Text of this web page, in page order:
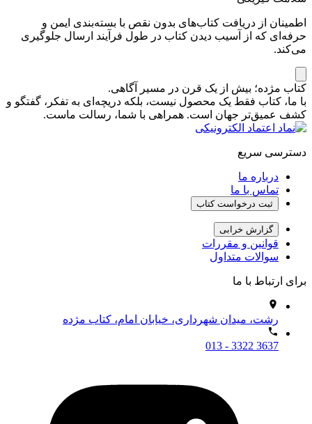
اطمینان از دریافت کتاب‌های بدون نقص با بسته‌بندی ایمن و
حرفه‌ای که از آسیب دیدن کتاب در طول فرآیند ارسال جلوگیری
می‌کند.
کتاب مژده؛ بیش از یک قرن در مسیر آگاهی.
با ما، کتاب فقط یک محصول نیست، بلکه دریچه‌ای به تفکر، گفتگو و
کشف عمیق‌تر جهان است. همراهی با شما، رسالت ماست.
دسترسی سریع
درباره ما
تماس با ما
ثبت درخواست کتاب
گزارش خرابی
قوانین و مقررات
سوالات متداول
برای ارتباط با ما
رشت، میدان شهرداری، خیابان امام، کتاب مژده
013 - 3322 3637